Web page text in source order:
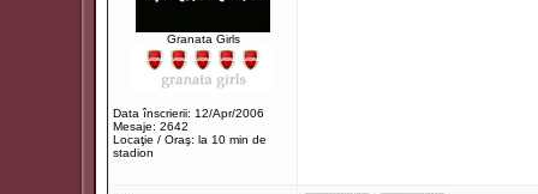
Granata Girls
Data înscrierii: 12/Apr/2006
Mesaje: 2642
Locaţie / Oraş: la 10 min de
stadion